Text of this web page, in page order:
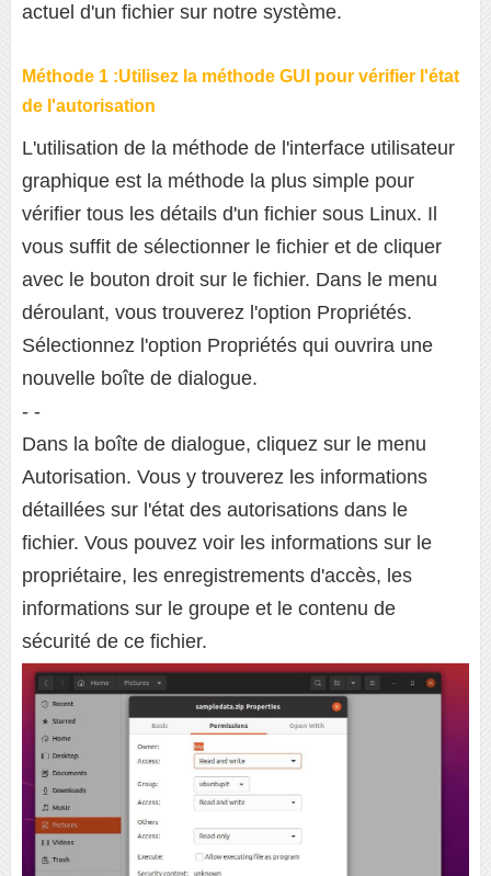
actuel d'un fichier sur notre système.
Méthode 1 :Utilisez la méthode GUI pour vérifier l'état
de l'autorisation
L'utilisation de la méthode de l'interface utilisateur
graphique est la méthode la plus simple pour
vérifier tous les détails d'un fichier sous Linux. Il
vous suffit de sélectionner le fichier et de cliquer
avec le bouton droit sur le fichier. Dans le menu
déroulant, vous trouverez l'option Propriétés.
Sélectionnez l'option Propriétés qui ouvrira une
nouvelle boîte de dialogue.
- -
Dans la boîte de dialogue, cliquez sur le menu
Autorisation. Vous y trouverez les informations
détaillées sur l'état des autorisations dans le
fichier. Vous pouvez voir les informations sur le
propriétaire, les enregistrements d'accès, les
informations sur le groupe et le contenu de
sécurité de ce fichier.